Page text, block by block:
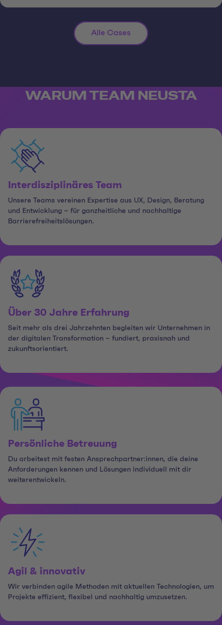
Alle Cases
WARUM TEAM NEUSTA
Interdisziplinäres Team
Unsere Teams vereinen Expertise aus UX, Design, Beratung
und Entwicklung – für ganzheitliche und nachhaltige
Barrierefreiheitslösungen.
Über 30 Jahre Erfahrung
Seit mehr als drei Jahrzehnten begleiten wir Unternehmen in
der digitalen Transformation – fundiert, praxisnah und
zukunftsorientiert.
Persönliche Betreuung
Du arbeitest mit festen Ansprechpartner:innen, die deine
Anforderungen kennen und Lösungen individuell mit dir
weiterentwickeln.
Agil & innovativ
Wir verbinden agile Methoden mit aktuellen Technologien, um
Projekte effizient, flexibel und nachhaltig umzusetzen.